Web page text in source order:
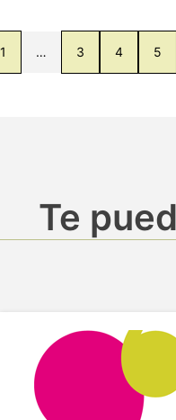
1 … 3 4 5
Te